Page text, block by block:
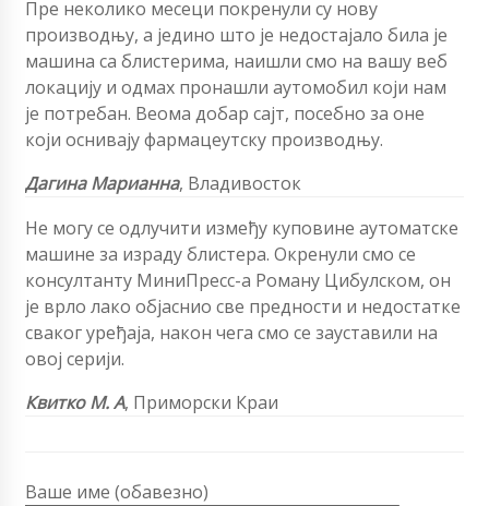
Пре неколико месеци покренули су нову
производњу, а једино што је недостајало била је
машина са блистерима, наишли смо на вашу веб
локацију и одмах пронашли аутомобил који нам
је потребан. Веома добар сајт, посебно за оне
који оснивају фармацеутску производњу.
Дагина Марианна, Владивосток
Не могу се одлучити између куповине аутоматске
машине за израду блистера. Окренули смо се
консултанту МиниПресс-а Роману Цибулском, он
је врло лако објаснио све предности и недостатке
сваког уређаја, након чега смо се зауставили на
овој серији.
Квитко М. А, Приморски Краи
Ваше име (обавезно)